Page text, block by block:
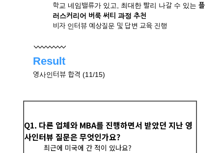
학교 네임밸류가 있고, 최대한 빨리 나갈 수 있는 플
러스커리어 버룩 써티 과정 추천
비자 인터뷰 예상질문 및 답변 교육 진행
Result
영사인터뷰 합격 (11/15)
Q1. 다른 업체와 MBA를 진행하면서 받았던 지난 영
사인터뷰 질문은 무엇인가요?
최근에 미국에 간 적이 있나요?